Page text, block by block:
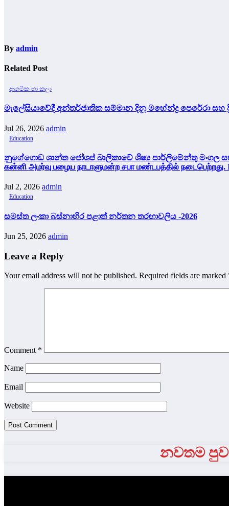
By admin
Related Post
ආගමික හා කලා
මැලේසියාවේදී අන්තර්ජාතික සම්මාන දිනූ මහේන්ද්‍ර පෙරේරා
Jul 26, 2026 admin
Education
නුගේගොඩ ශාන්ත ජෝශප් බාලිකාවේ ශිෂ්‍ය පාර්ලිමේන්තු මංගල
கன்னி அமர்வு பழைய நாடாளுமன்ற சபா மண்டபத்தில் நடைபெற்றது.
Jul 2, 2026 admin
Education
සමස්ත ලංකා බස්නාහිර පළාත් නර්තන තරඟාවලිය -2026
Jun 25, 2026 admin
Leave a Reply
Your email address will not be published. Required fields are marked
Comment *
Name
Email
Website
නවතම